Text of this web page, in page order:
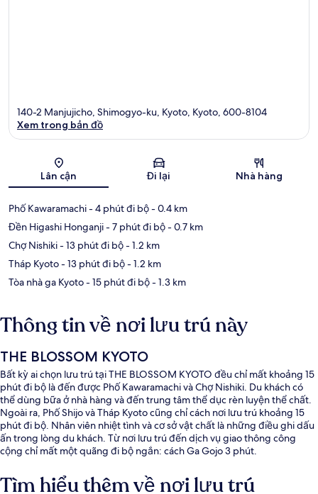
Bản đồ
140-2 Manjujicho, Shimogyo-ku, Kyoto, Kyoto, 600-8104
Xem trong bản đồ
Lân cận Đi lại Nhà hàng
Phố Kawaramachi- 4 phút đi bộ- 0.4 km
Đền Higashi Honganji- 7 phút đi bộ- 0.7 km
Chợ Nishiki- 13 phút đi bộ- 1.2 km
Tháp Kyoto- 13 phút đi bộ- 1.2 km
Tòa nhà ga Kyoto- 15 phút đi bộ- 1.3 km
Thông tin về nơi lưu trú này
THE BLOSSOM KYOTO
Bất kỳ ai chọn lưu trú tại THE BLOSSOM KYOTO đều chỉ mất khoảng 15
phút đi bộ là đến được Phố Kawaramachi và Chợ Nishiki. Du khách có
thể dùng bữa ở nhà hàng và đến trung tâm thể dục rèn luyện thể chất.
Ngoài ra, Phố Shijo và Tháp Kyoto cũng chỉ cách nơi lưu trú khoảng 15
phút đi bộ. Nhân viên nhiệt tình và cơ sở vật chất là những điều ghi dấu
ấn trong lòng du khách. Từ nơi lưu trú đến dịch vụ giao thông công
cộng chỉ mất một quãng đi bộ ngắn: cách Ga Gojo 3 phút.
Tìm hiểu thêm về nơi lưu trú